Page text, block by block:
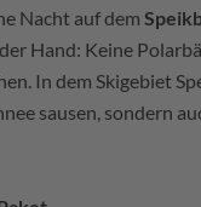
Nacht auf dem
Hand: Keine
In dem Skigebiet
sausen, sondern